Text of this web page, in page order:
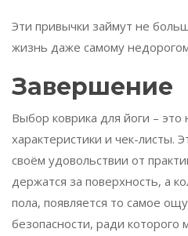
Эти привычки займут не
жизнь даже самому
Завершение
Выбор коврика для йоги – это
характеристики и чек-листы.
своём удовольствии от
держатся за поверхность, а
пола, появляется то самое
безопасности, ради которого